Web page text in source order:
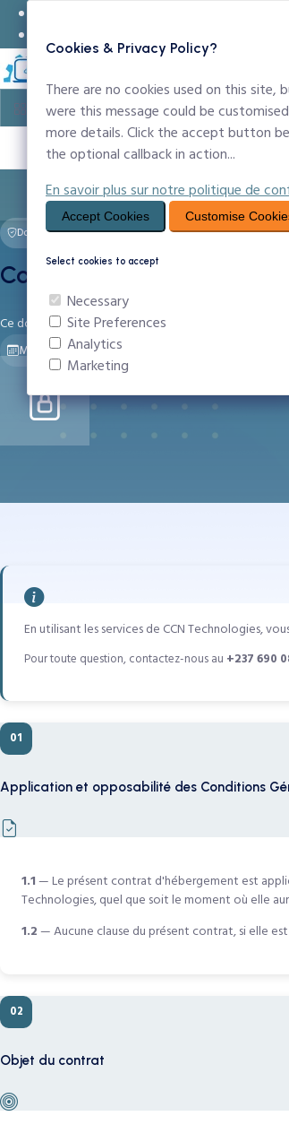
Entreprise Noms de Domaine
Documents Légaux — CCN Technologies
Conditions Générales
Ce document définit les conditions générales
Mise à jour : 24/05/2026
En utilisant les services de CCN Technologies,
Pour toute question, contactez-nous au +237 690
01
Application et opposabilité des Conditions
1.1— Le présent contrat d'hébergement est
Technologies, quel que soit le moment où elle
1.2— Aucune clause du présent contrat, si elle
02
Objet du contrat
Cookies & Privacy Policy?
There are no cookies used on this site,
were this message could be
more details. Click the accept button
the optional callback in action...
En savoir plus sur notre politique de
Accept Cookies Customise
Select cookies to accept
Necessary
Site Preferences
Analytics
Marketing